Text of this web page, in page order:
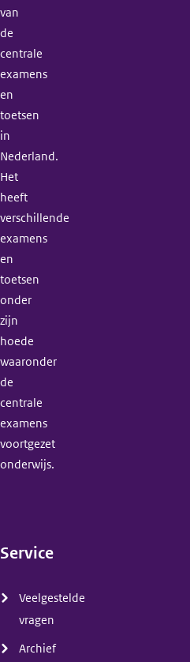
van
de
centrale
examens
en
toetsen
in
Nederland.
Het
heeft
verschillende
examens
en
toetsen
onder
zijn
hoede
waaronder
de
centrale
examens
voortgezet
onderwijs.
Service
Veelgestelde
vragen
Archief